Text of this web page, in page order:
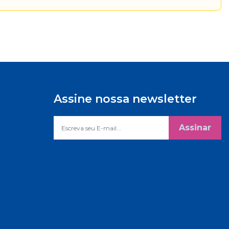
Assine nossa newsletter
Assinar